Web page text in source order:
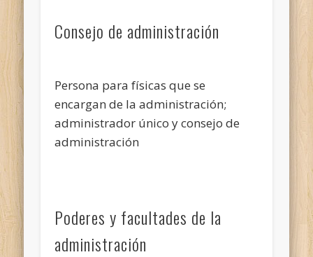
Consejo de administración
Persona para físicas que se
encargan de la administración;
administrador único y consejo de
administración
Poderes y facultades de la
administración